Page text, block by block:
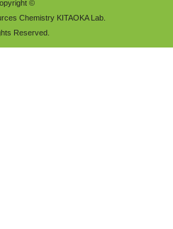
©
Chemistry KITAOKA Lab.
Reserved.